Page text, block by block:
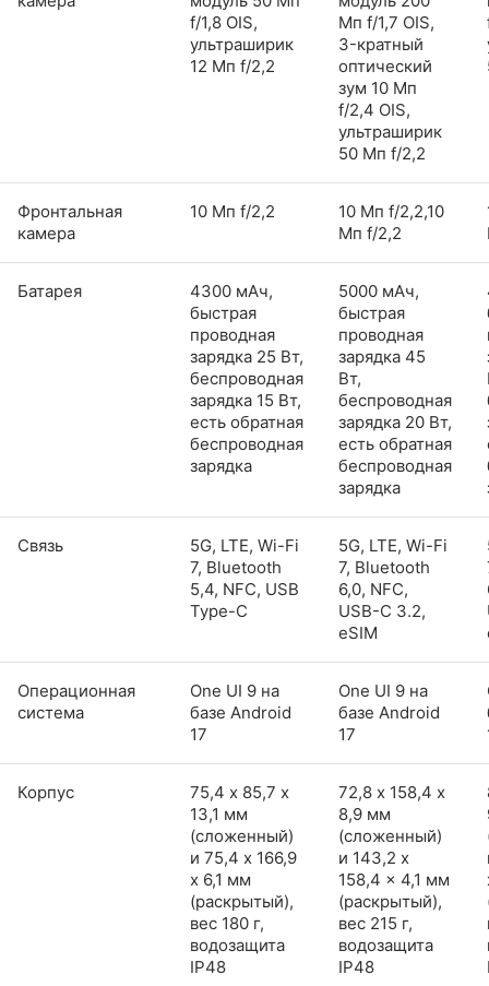
f/1,8 OIS,
ультраширик
12 Мп f/2,2
Мп f/1,7 OIS,
3-кратный
оптический
зум 10 Мп
f/2,4 OIS,
ультраширик
50 Мп f/2,2
Фронтальная
камера
10 Мп f/2,2
10 Мп f/2,2,10
Мп f/2,2
Батарея
4300 мАч,
быстрая
проводная
зарядка 25 Вт,
беспроводная
зарядка 15 Вт,
есть обратная
беспроводная
зарядка
5000 мАч,
быстрая
проводная
зарядка 45
Вт,
беспроводная
зарядка 20 Вт,
есть обратная
беспроводная
зарядка
Связь
5G, LTE, Wi-Fi
7, Bluetooth
5,4, NFC, USB
Type-C
5G, LTE, Wi-Fi
7, Bluetooth
6,0, NFC,
USB-C 3.2,
eSIM
Операционная
система
One UI 9 на
базе Android
17
One UI 9 на
базе Android
17
Корпус
75,4 х 85,7 х
13,1 мм
(сложенный)
и 75,4 x 166,9
x 6,1 мм
(раскрытый),
вес 180 г,
водозащита
IP48
72,8 х 158,4 х
8,9 мм
(сложенный)
и 143,2 x
158,4 x 4,1 мм
(раскрытый),
вес 215 г,
водозащита
IP48